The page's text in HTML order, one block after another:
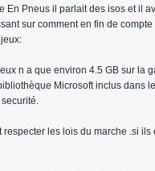
En Pneus il parlait des isos et il
sur comment en fin de
n a que environ 4.5 GB sur la
Microsoft inclus dans
respecter les lois du marche .si ils